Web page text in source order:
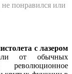
не понравился или
с лазером
от обычных
революционное